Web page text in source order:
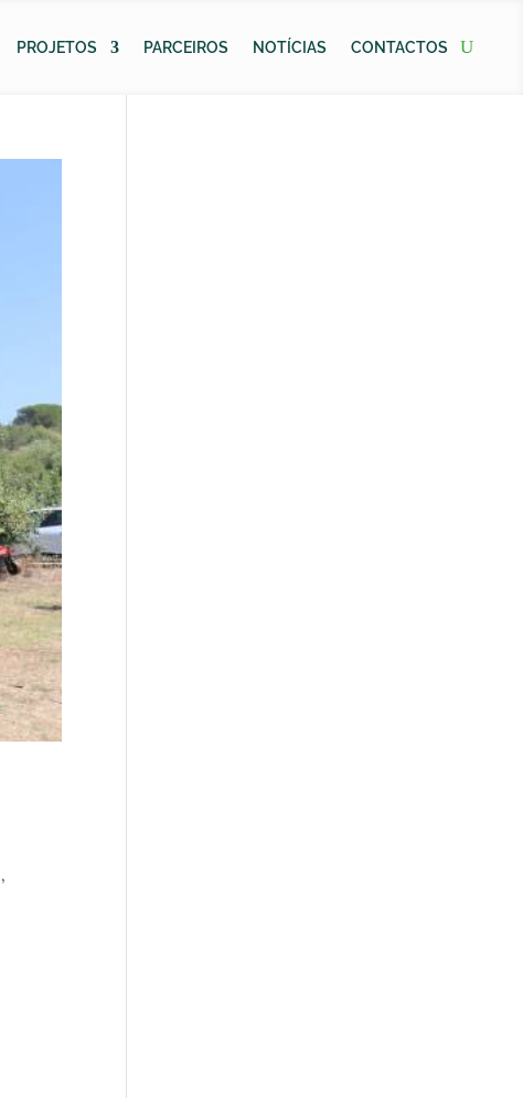
PROJETOS PARCEIROS NOTÍCIAS CONTACTOS
,